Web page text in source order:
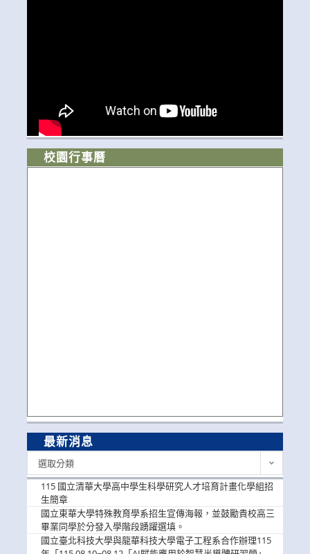
校園行事曆
最新消息
選取分類
115 國立清華大學高中學生科學研究人才培育計畫化學組招
生簡章
國立東華大學特殊教育學系招生宣傳海報，並鼓勵貴校高三
畢業同學於分發入學階段踴躍選填。
國立臺北科技大學與龍華科技大學電子工程系合作辦理115